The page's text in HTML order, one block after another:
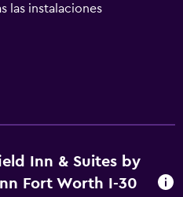
las instalaciones
Inn & Suites by
Fort Worth I-30